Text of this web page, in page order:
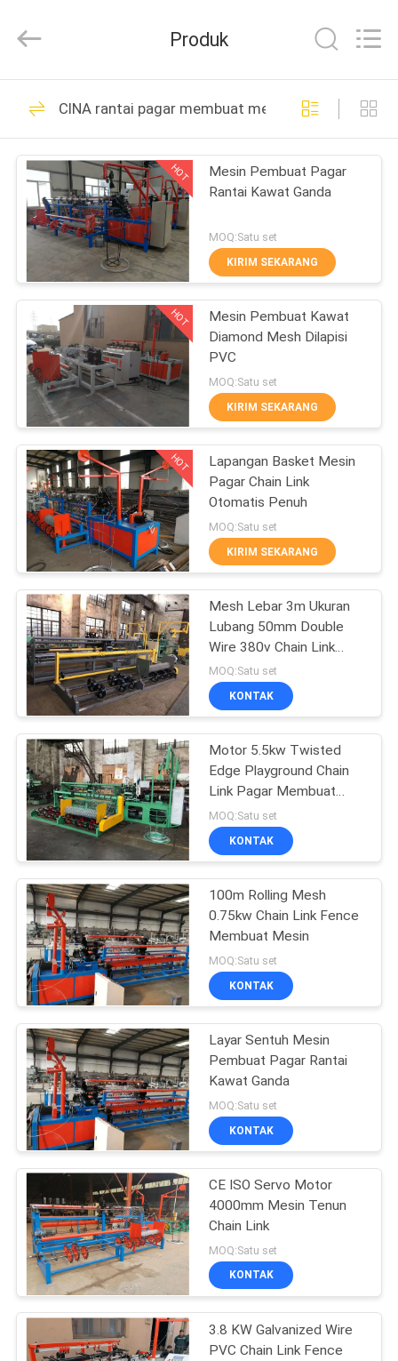
RUMAH
PRODUK
PERTUNJUKAN
VR
TENTANG
KAMI
TUR
PABRIK
KONTROL
KUALITAS
HUBUNGI
KAMI
PERMINTAAN
PENAWARAN
SITEMAP
PRIVACY
POLICY
Mesh
Products
All
Reserved.
Mesin Las Wire
Mesh
101
memperkuat mesin
las mesh
70
mesin las pagar jala
Mesin Las Panel
Jala
mesin pagar simpul
tetap
33
Mesin Las
Konstruksi Mesh
23
Mesin las roll mesh
Produk
CINA rantai pagar membuat mesin
HOT
Mesin Pembuat Pagar
Rantai Kawat Ganda
MOQ:Satu set
KIRIM SEKARANG
HOT
Mesin Pembuat Kawat
Diamond Mesh Dilapisi
PVC
MOQ:Satu set
KIRIM SEKARANG
HOT
Lapangan Basket Mesin
Pagar Chain Link
Otomatis Penuh
MOQ:Satu set
KIRIM SEKARANG
Mesh Lebar 3m Ukuran
Lubang 50mm Double
Wire 380v Chain Link
Manufacturing Machine
MOQ:Satu set
KONTAK
Motor 5.5kw Twisted
Edge Playground Chain
Link Pagar Membuat
Mesin
MOQ:Satu set
KONTAK
100m Rolling Mesh
0.75kw Chain Link Fence
Membuat Mesin
MOQ:Satu set
KONTAK
Layar Sentuh Mesin
Pembuat Pagar Rantai
Kawat Ganda
MOQ:Satu set
KONTAK
CE ISO Servo Motor
4000mm Mesin Tenun
Chain Link
MOQ:Satu set
KONTAK
3.8 KW Galvanized Wire
PVC Chain Link Fence